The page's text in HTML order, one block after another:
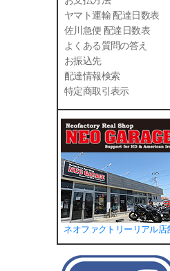
ヤマト運輸 配達日数表
佐川急便 配達日数表
よくある質問の答え
お振込先
配達情報検索
特定商取引表示
ネオファクトリーリアル店